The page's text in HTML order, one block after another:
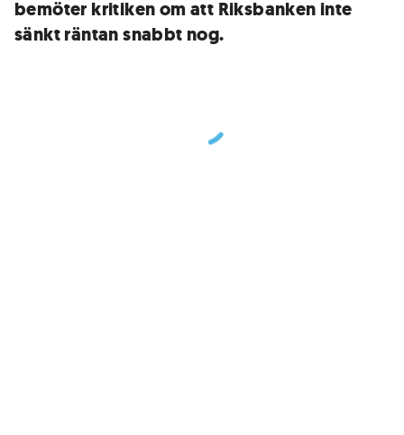
bemöter kritiken om att Riksbanken inte
sänkt räntan snabbt nog.